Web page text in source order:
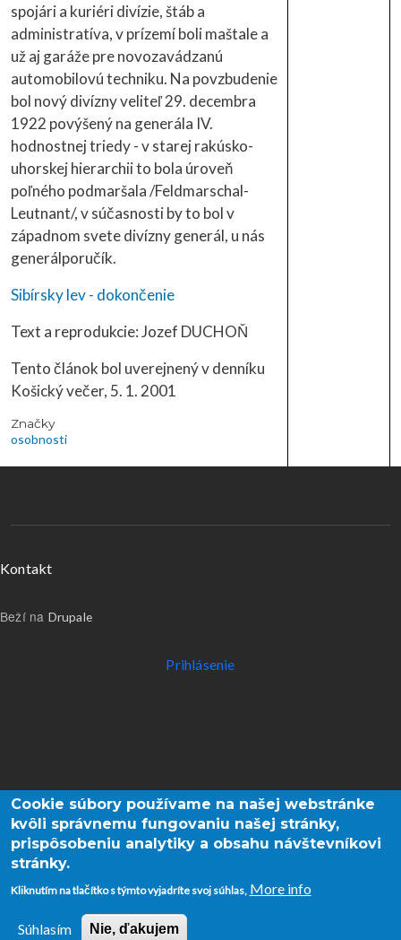
spojári a kuriéri divízie, štáb a
administratíva, v prízemí boli maštale a
už aj garáže pre novozavádzanú
automobilovú techniku. Na povzbudenie
bol nový divízny veliteľ 29. decembra
1922 povýšený na generála IV.
hodnostnej triedy - v starej rakúsko-
uhorskej hierarchii to bola úroveň
poľného podmaršala /Feldmarschal-
Leutnant/, v súčasnosti by to bol v
západnom svete divízny generál, u nás
generálporučík.
Sibírsky lev - dokončenie
Text a reprodukcie: Jozef DUCHOŇ
Tento článok bol uverejnený v denníku
Košický večer, 5. 1. 2001
Značky
osobnosti
Menu v päte
Kontakt
Beží na Drupale
Používateľské menu
Prihlásenie
Cookie súbory používame na našej webstránke
kvôli správnemu fungovaniu našej stránky,
prispôsobeniu analytiky a obsahu návštevníkovi
stránky.
Kliknutím na tlačítko s týmto vyjadríte svoj súhlas, More info
Súhlasím Nie, ďakujem